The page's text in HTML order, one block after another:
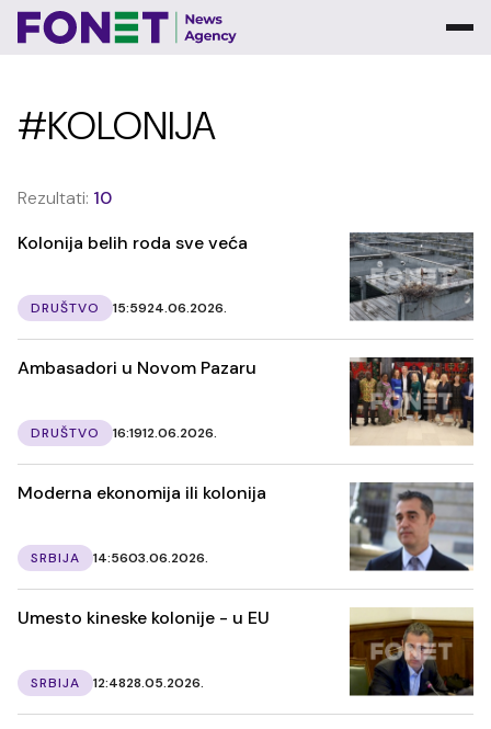
#KOLONIJA
Rezultati: 10
Kolonija belih roda sve veća
DRUŠTVO 15:5924.06.2026.
Ambasadori u Novom Pazaru
DRUŠTVO 16:1912.06.2026.
Moderna ekonomija ili kolonija
SRBIJA 14:5603.06.2026.
Umesto kineske kolonije - u EU
SRBIJA 12:4828.05.2026.